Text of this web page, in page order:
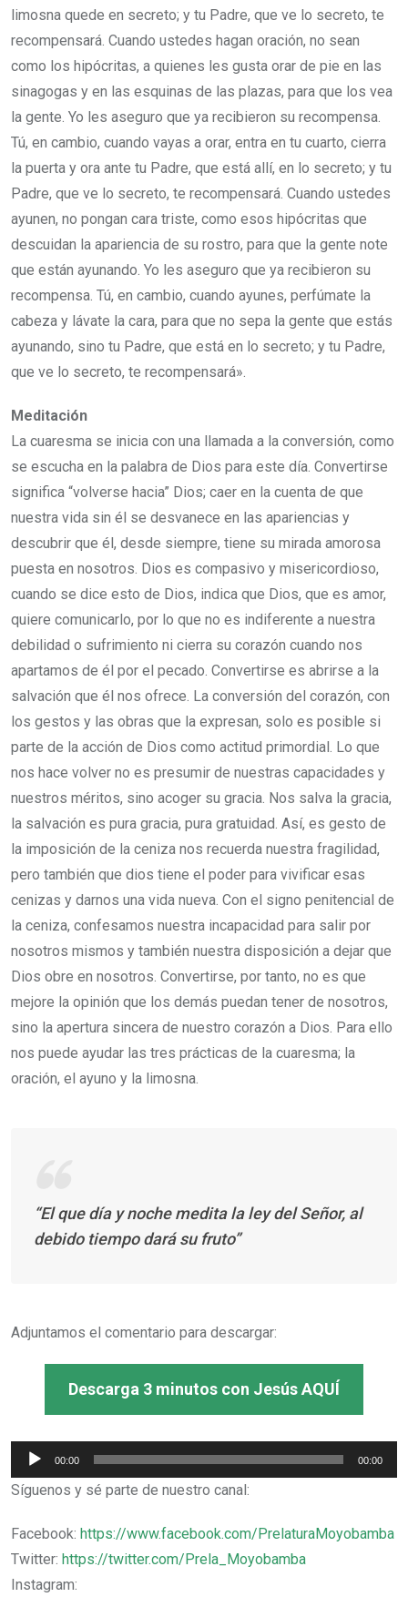
limosna quede en secreto; y tu Padre, que ve lo secreto, te
recompensará. Cuando ustedes hagan oración, no sean
como los hipócritas, a quienes les gusta orar de pie en las
sinagogas y en las esquinas de las plazas, para que los vea
la gente. Yo les aseguro que ya recibieron su recompensa.
Tú, en cambio, cuando vayas a orar, entra en tu cuarto, cierra
la puerta y ora ante tu Padre, que está allí, en lo secreto; y tu
Padre, que ve lo secreto, te recompensará. Cuando ustedes
ayunen, no pongan cara triste, como esos hipócritas que
descuidan la apariencia de su rostro, para que la gente note
que están ayunando. Yo les aseguro que ya recibieron su
recompensa. Tú, en cambio, cuando ayunes, perfúmate la
cabeza y lávate la cara, para que no sepa la gente que estás
ayunando, sino tu Padre, que está en lo secreto; y tu Padre,
que ve lo secreto, te recompensará».
Meditación
La cuaresma se inicia con una llamada a la conversión, como
se escucha en la palabra de Dios para este día. Convertirse
significa “volverse hacia” Dios; caer en la cuenta de que
nuestra vida sin él se desvanece en las apariencias y
descubrir que él, desde siempre, tiene su mirada amorosa
puesta en nosotros. Dios es compasivo y misericordioso,
cuando se dice esto de Dios, indica que Dios, que es amor,
quiere comunicarlo, por lo que no es indiferente a nuestra
debilidad o sufrimiento ni cierra su corazón cuando nos
apartamos de él por el pecado. Convertirse es abrirse a la
salvación que él nos ofrece. La conversión del corazón, con
los gestos y las obras que la expresan, solo es posible si
parte de la acción de Dios como actitud primordial. Lo que
nos hace volver no es presumir de nuestras capacidades y
nuestros méritos, sino acoger su gracia. Nos salva la gracia,
la salvación es pura gracia, pura gratuidad. Así, es gesto de
la imposición de la ceniza nos recuerda nuestra fragilidad,
pero también que dios tiene el poder para vivificar esas
cenizas y darnos una vida nueva. Con el signo penitencial de
la ceniza, confesamos nuestra incapacidad para salir por
nosotros mismos y también nuestra disposición a dejar que
Dios obre en nosotros. Convertirse, por tanto, no es que
mejore la opinión que los demás puedan tener de nosotros,
sino la apertura sincera de nuestro corazón a Dios. Para ello
nos puede ayudar las tres prácticas de la cuaresma; la
oración, el ayuno y la limosna.
“El que día y noche medita la ley del Señor, al
debido tiempo dará su fruto”
Adjuntamos el comentario para descargar:
Descarga 3 minutos con Jesús AQUÍ
Reproductor
de
audio
00:00 00:00
Síguenos y sé parte de nuestro canal:
Facebook: https://www.facebook.com/PrelaturaMoyobamba
Twitter: https://twitter.com/Prela_Moyobamba
Instagram: